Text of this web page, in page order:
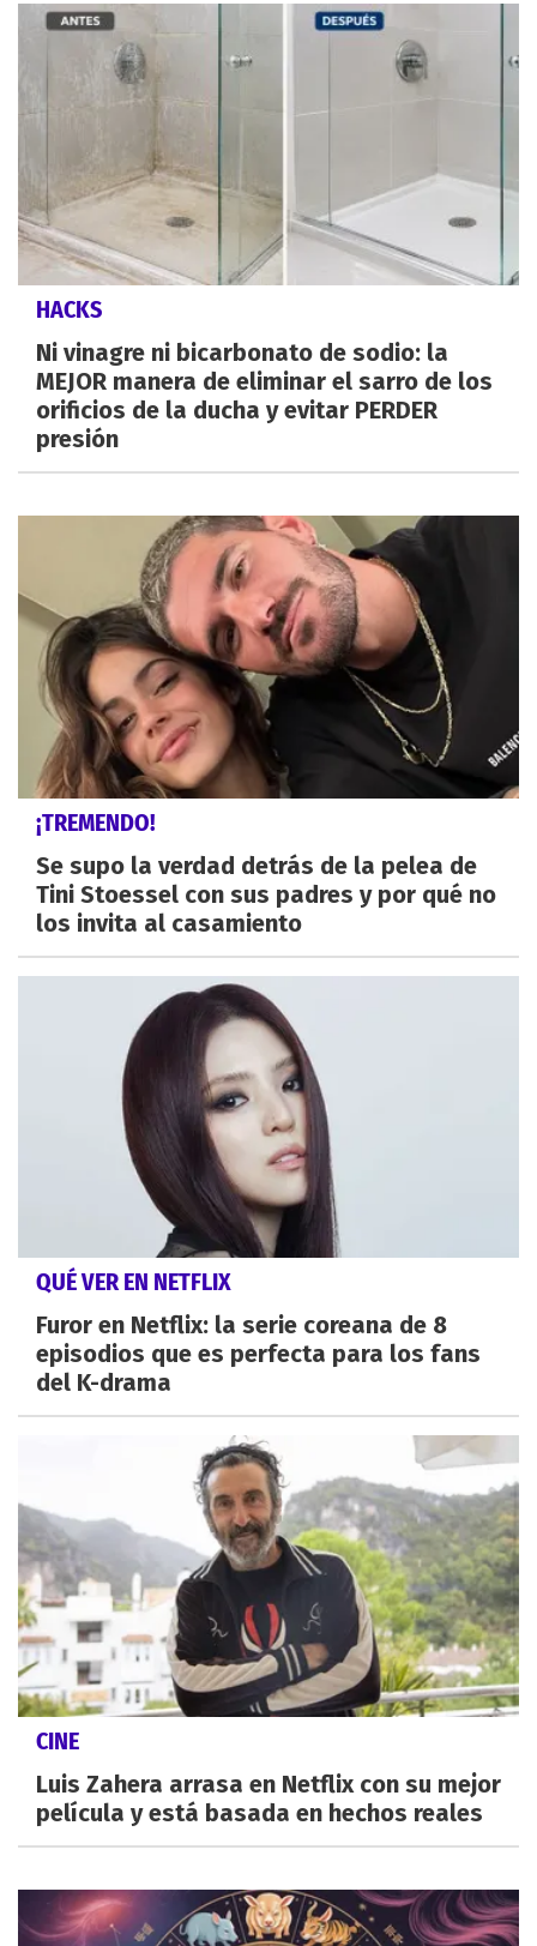
HACKS
Ni vinagre ni bicarbonato de sodio: la
MEJOR manera de eliminar el sarro de los
orificios de la ducha y evitar PERDER
presión
¡TREMENDO!
Se supo la verdad detrás de la pelea de
Tini Stoessel con sus padres y por qué no
los invita al casamiento
QUÉ VER EN NETFLIX
Furor en Netflix: la serie coreana de 8
episodios que es perfecta para los fans
del K-drama
CINE
Luis Zahera arrasa en Netflix con su mejor
película y está basada en hechos reales